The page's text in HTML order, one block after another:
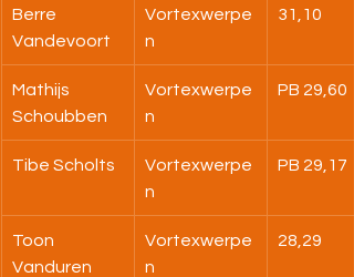
Berre
Vandevoort
Vortexwerpe
n
31,10
Mathijs
Schoubben
Vortexwerpe
n
PB 29,60
Tibe Scholts
Vortexwerpe
n
PB 29,17
Toon
Vanduren
Vortexwerpe
n
28,29